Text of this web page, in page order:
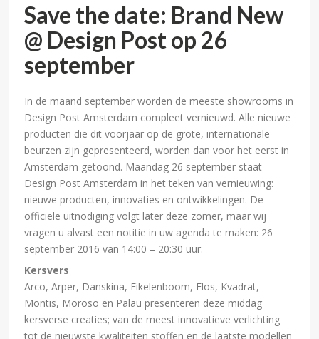
Save the date: Brand New
@ Design Post op 26
september
In de maand september worden de meeste showrooms in
Design Post Amsterdam compleet vernieuwd. Alle nieuwe
producten die dit voorjaar op de grote, internationale
beurzen zijn gepresenteerd, worden dan voor het eerst in
Amsterdam getoond. Maandag 26 september staat
Design Post Amsterdam in het teken van vernieuwing:
nieuwe producten, innovaties en ontwikkelingen. De
officiële uitnodiging volgt later deze zomer, maar wij
vragen u alvast een notitie in uw agenda te maken: 26
september 2016 van 14:00 – 20:30 uur.
Kersvers
Arco, Arper, Danskina, Eikelenboom, Flos, Kvadrat,
Montis, Moroso en Palau presenteren deze middag
kersverse creaties; van de meest innovatieve verlichting
tot de nieuwste kwaliteiten stoffen en de laatste modellen